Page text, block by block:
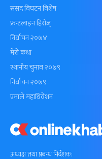
अध्यक्ष तथा प्रबन्ध निर्देशक:
संसद विघटन विशेष
फ्रन्टलाइन हिरोज्
निर्वाचन २०७४
मेरो कथा
स्थानीय चुनाव २०७९
निर्वाचन २०७९
एमाले महाधिवेशन